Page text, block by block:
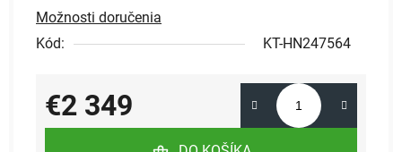
Možnosti doručenia
Kód:
KT-HN247564
€2 349
Jednotková cena: